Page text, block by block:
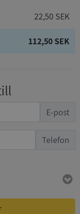
22,50 SEK
112,50 SEK
E-post
Telefon